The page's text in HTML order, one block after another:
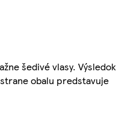
šedivé vlasy. Výsledok
obalu predstavuje